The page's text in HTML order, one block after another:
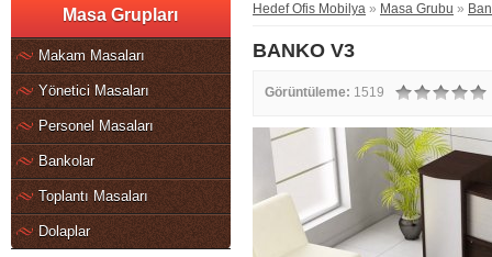
Masa Grupları
Makam Masaları
Yönetici Masaları
Personel Masaları
Bankolar
Toplantı Masaları
Dolaplar
Hedef Ofis Mobilya » Masa Grubu »
BANKO V3
Görüntüleme: 1519